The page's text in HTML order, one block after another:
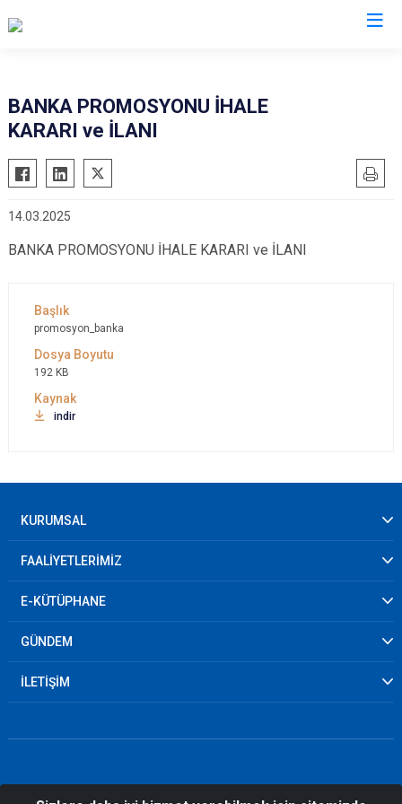
BANKA PROMOSYONU İHALE
KARARI ve İLANI
14.03.2025
BANKA PROMOSYONU İHALE KARARI ve İLANI
promosyon_banka
192 KB
indir
KURUMSAL
FAALİYETLERİMİZ
E-KÜTÜPHANE
GÜNDEM
İLETİŞİM